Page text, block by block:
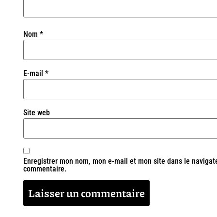
Nom *
E-mail *
Site web
Enregistrer mon nom, mon e-mail et mon site dans le
commentaire.